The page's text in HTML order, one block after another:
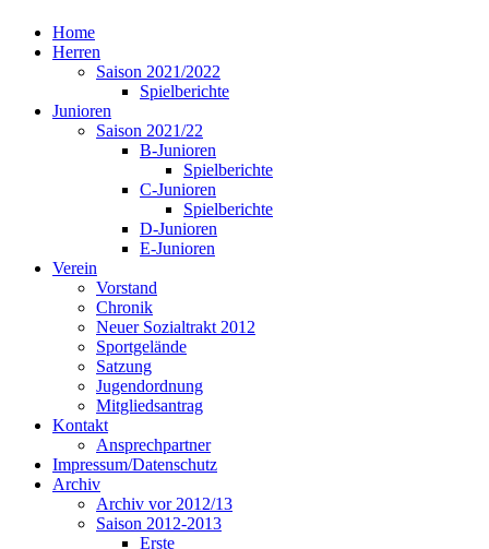
Home
Herren
Saison 2021/2022
Spielberichte
Junioren
Saison 2021/22
B-Junioren
Spielberichte
C-Junioren
Spielberichte
D-Junioren
E-Junioren
Verein
Vorstand
Chronik
Neuer Sozialtrakt 2012
Sportgelände
Satzung
Jugendordnung
Mitgliedsantrag
Kontakt
Ansprechpartner
Impressum/Datenschutz
Archiv
Archiv vor 2012/13
Saison 2012-2013
Erste